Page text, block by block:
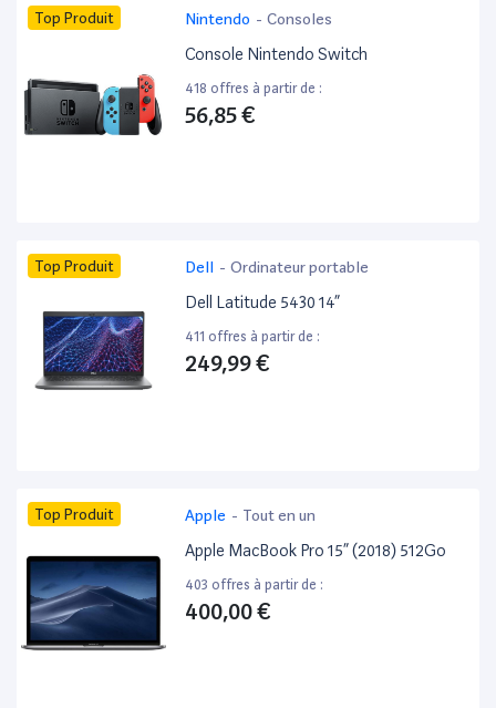
Top Produit Nintendo - Consoles
Console Nintendo Switch
418 offres à partir de :
56,85 €
Top Produit Dell - Ordinateur portable
Dell Latitude 5430 14”
411 offres à partir de :
249,99 €
Top Produit Apple - Tout en un
Apple MacBook Pro 15” (2018) 512Go
403 offres à partir de :
400,00 €